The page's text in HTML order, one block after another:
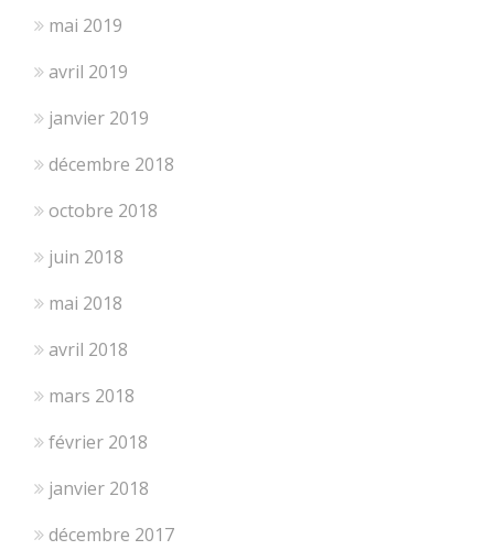
mai 2019
avril 2019
janvier 2019
décembre 2018
octobre 2018
juin 2018
mai 2018
avril 2018
mars 2018
février 2018
janvier 2018
décembre 2017